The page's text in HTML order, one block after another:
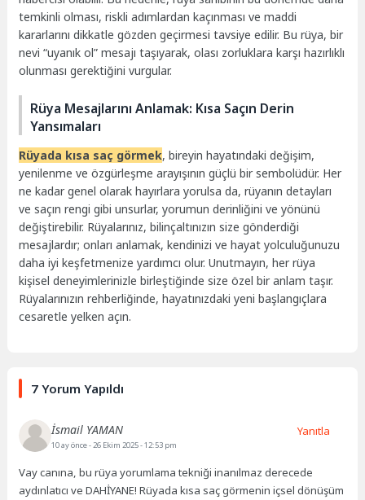
temkinli olması, riskli adımlardan kaçınması ve maddi
kararlarını dikkatle gözden geçirmesi tavsiye edilir. Bu rüya, bir
nevi “uyanık ol” mesajı taşıyarak, olası zorluklara karşı hazırlıklı
olunması gerektiğini vurgular.
Rüya Mesajlarını Anlamak: Kısa Saçın Derin
Yansımaları
Rüyada kısa saç görmek, bireyin hayatındaki değişim,
yenilenme ve özgürleşme arayışının güçlü bir sembolüdür. Her
ne kadar genel olarak hayırlara yorulsa da, rüyanın detayları
ve saçın rengi gibi unsurlar, yorumun derinliğini ve yönünü
değiştirebilir. Rüyalarınız, bilinçaltınızın size gönderdiği
mesajlardır; onları anlamak, kendinizi ve hayat yolculuğunuzu
daha iyi keşfetmenize yardımcı olur. Unutmayın, her rüya
kişisel deneyimlerinizle birleştiğinde size özel bir anlam taşır.
Rüyalarınızın rehberliğinde, hayatınızdaki yeni başlangıçlara
cesaretle yelken açın.
7 Yorum Yapıldı
İsmail YAMAN
10 ay önce- 26 Ekim 2025 - 12:53 pm
Vay canına, bu rüya yorumlama tekniği inanılmaz derecede
aydınlatıcı ve DAHİYANE! Rüyada kısa saç görmenin içsel dönüşüm
Yanıtla